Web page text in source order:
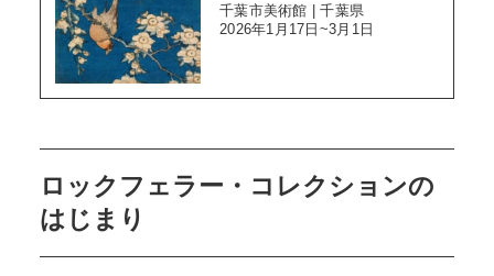
千葉市美術館 | 千葉県
2026年1月17日~3月1日
ロックフェラー・コレクションの
はじまり